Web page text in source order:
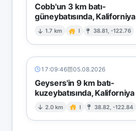
Cobb'un 3 km batı-
güneybatısında, Kaliforniya
1.7 km I 38.81, -122.76
17:09:46 05.08.2026
Geysers'in 9 km batı-
kuzeybatısında, Kaliforniya
2.0 km I 38.82, -122.84